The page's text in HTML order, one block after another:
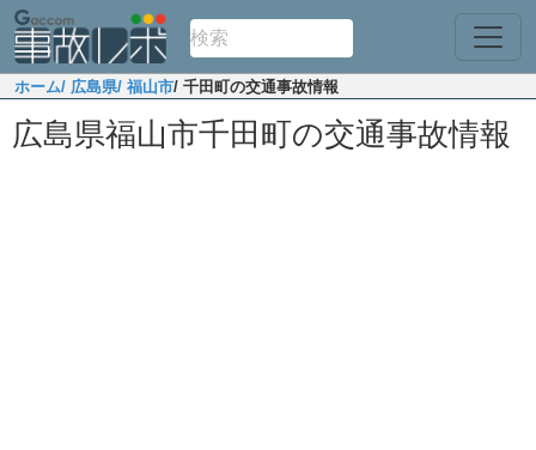
ホーム/ 広島県/ 福山市/ 千田町の交通事故情報
広島県福山市千田町の交通事故情報